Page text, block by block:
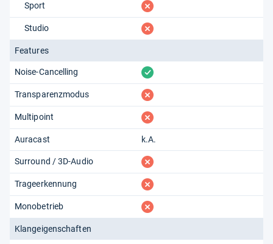
Sport fehlt
Studio fehlt
Features
Noise-Cancelling vorhanden
Transparenzmodus fehlt
Multipoint fehlt
Auracast k.A.
Surround / 3D-Audio fehlt
Trageerkennung fehlt
Monobetrieb fehlt
Klangeigenschaften